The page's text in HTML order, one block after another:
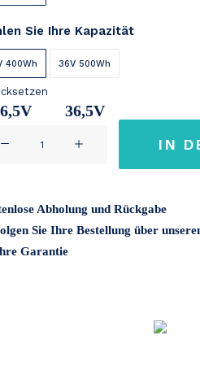
Sie Ihre Kapazität
400Wh 36V 500Wh
36,5V
14,2Ah IN
Abholung und Rückgabe
Sie Ihre Bestellung über
Garantie